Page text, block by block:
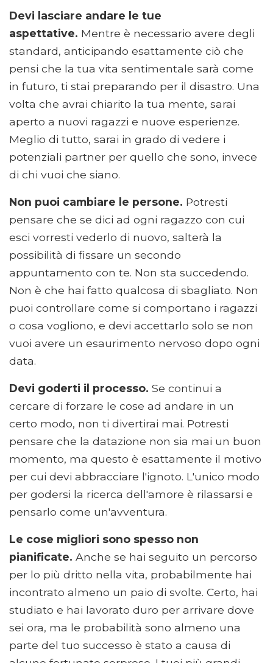
Devi lasciare andare le tue
aspettative. Mentre è necessario avere degli
standard, anticipando esattamente ciò che
pensi che la tua vita sentimentale sarà come
in futuro, ti stai preparando per il disastro. Una
volta che avrai chiarito la tua mente, sarai
aperto a nuovi ragazzi e nuove esperienze.
Meglio di tutto, sarai in grado di vedere i
potenziali partner per quello che sono, invece
di chi vuoi che siano.
Non puoi cambiare le persone. Potresti
pensare che se dici ad ogni ragazzo con cui
esci vorresti vederlo di nuovo, salterà la
possibilità di fissare un secondo
appuntamento con te. Non sta succedendo.
Non è che hai fatto qualcosa di sbagliato. Non
puoi controllare come si comportano i ragazzi
o cosa vogliono, e devi accettarlo solo se non
vuoi avere un esaurimento nervoso dopo ogni
data.
Devi goderti il ​​processo. Se continui a
cercare di forzare le cose ad andare in un
certo modo, non ti divertirai mai. Potresti
pensare che la datazione non sia mai un buon
momento, ma questo è esattamente il motivo
per cui devi abbracciare l'ignoto. L'unico modo
per godersi la ricerca dell'amore è rilassarsi e
pensarlo come un'avventura.
Le cose migliori sono spesso non
pianificate. Anche se hai seguito un percorso
per lo più dritto nella vita, probabilmente hai
incontrato almeno un paio di svolte. Certo, hai
studiato e hai lavorato duro per arrivare dove
sei ora, ma le probabilità sono almeno una
parte del tuo successo è stato a causa di